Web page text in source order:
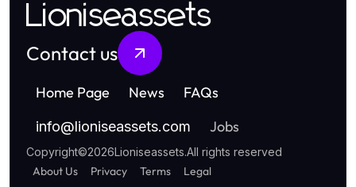
Lioniseassets
Contact us
Home Page News FAQs
info@lioniseassets.com Jobs
Copyright©2026Lioniseassets.All rights reserved
About Us Privacy Terms Legal